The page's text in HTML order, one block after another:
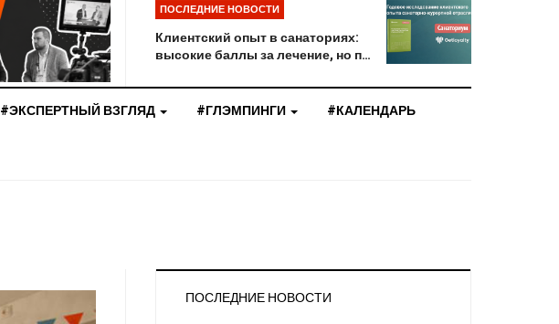
ПОСЛЕДНИЕ НОВОСТИ
Клиентский опыт в санаториях:
высокие баллы за лечение, но п…
#ЭКСПЕРТНЫЙ ВЗГЛЯД #ГЛЭМПИНГИ #КАЛЕНДАРЬ
ПОСЛЕДНИЕ НОВОСТИ